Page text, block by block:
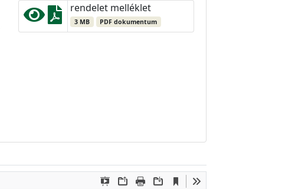
rendelet melléklet
3 MB PDF dokumentum